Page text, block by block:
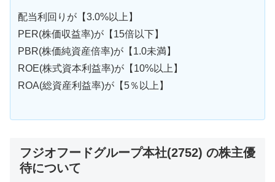
配当利回りが【3.0%以上】
PER(株価収益率)が【15倍以下】
PBR(株価純資産倍率)が【1.0未満】
ROE(株式資本利益率)が【10%以上】
ROA(総資産利益率)が【5％以上】
フジオフードグループ本社(2752) の株主優
待について